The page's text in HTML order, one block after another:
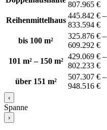
807.965 €
Reihenmittelhaus
445.842 € –
833.594 €
bis 100 m²
325.876 € –
609.292 €
101 m² – 150 m²
429.069 € –
802.233 €
über 151 m²
507.307 € –
948.516 €
‹
Spanne
›